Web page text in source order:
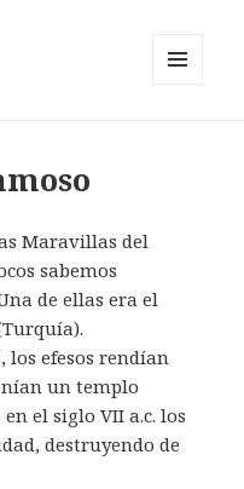
Maravillas del
sabemos
de ellas era el
los efesos rendían
un templo
el siglo VII a.c. los
destruyendo de